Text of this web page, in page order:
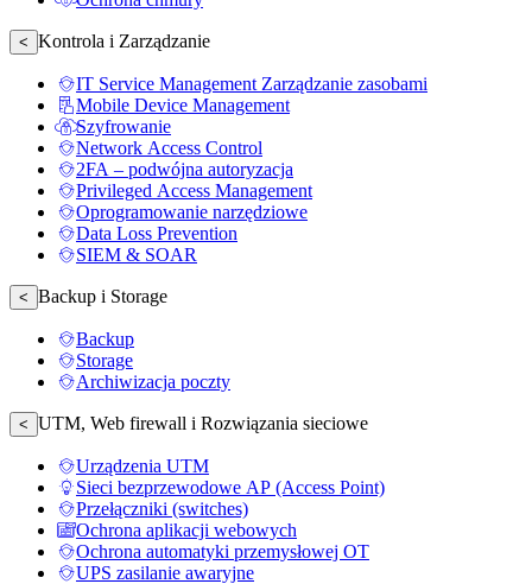
< Kontrola i Zarządzanie
IT Service Management Zarządzanie zasobami
Mobile Device Management
Szyfrowanie
Network Access Control
2FA – podwójna autoryzacja
Privileged Access Management
Oprogramowanie narzędziowe
Data Loss Prevention
SIEM & SOAR
< Backup i Storage
Backup
Storage
Archiwizacja poczty
< UTM, Web firewall i Rozwiązania sieciowe
Urządzenia UTM
Sieci bezprzewodowe AP (Access Point)
Przełączniki (switches)
Ochrona aplikacji webowych
Ochrona automatyki przemysłowej OT
UPS zasilanie awaryjne